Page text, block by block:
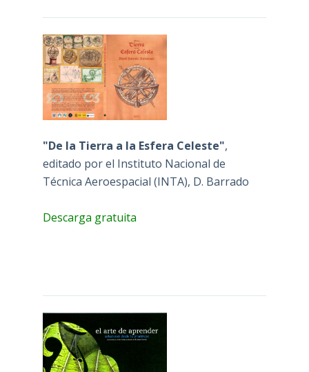
"De la Tierra a la Esfera Celeste",
editado por el Instituto Nacional de
Técnica Aeroespacial (INTA), D. Barrado
Descarga gratuita